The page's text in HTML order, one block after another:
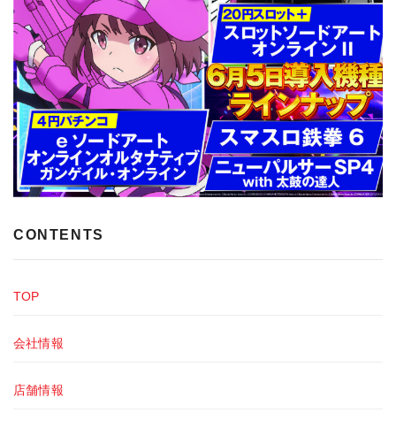
CONTENTS
TOP
会社情報
店舗情報